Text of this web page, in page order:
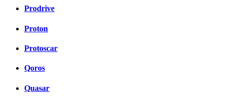
Prodrive
Proton
Protoscar
Qoros
Quasar